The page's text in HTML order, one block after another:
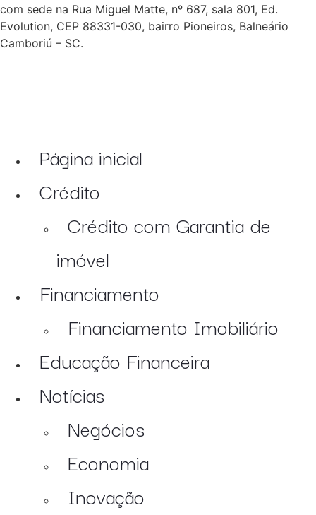
com sede na Rua Miguel Matte, nº 687, sala 801, Ed.
Evolution, CEP 88331-030, bairro Pioneiros, Balneário
Camboriú – SC.
Página inicial
Crédito
Crédito com Garantia de
imóvel
Financiamento
Financiamento Imobiliário
Educação Financeira
Notícias
Negócios
Economia
Inovação